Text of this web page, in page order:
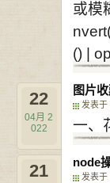
或模
() |
图片
发表于
22
04月 2
022
一、
node
发表于
21